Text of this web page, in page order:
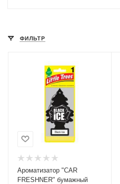
ФИЛЬТР
Ароматизатор "CAR
FRESHNER" бумажный